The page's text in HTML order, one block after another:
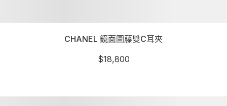
CHANEL 鏡面圖藤雙C耳夾
$18,800